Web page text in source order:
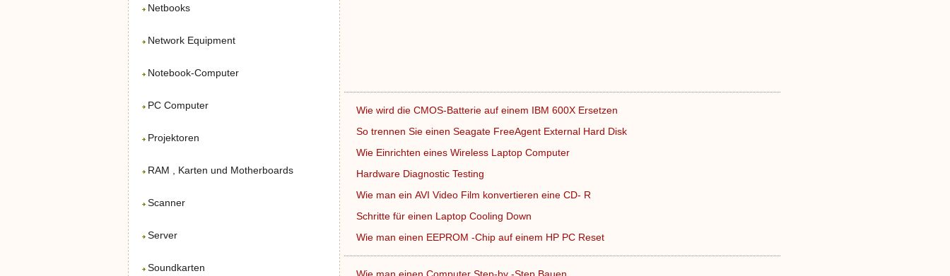
Netbooks
Network Equipment
Notebook-Computer
PC Computer
Projektoren
RAM , Karten und Motherboards
Scanner
Server
Soundkarten
Wie wird die CMOS-Batterie auf einem IBM 600X Ersetzen
So trennen Sie einen Seagate FreeAgent External Hard Disk
Wie Einrichten eines Wireless Laptop Computer
Hardware Diagnostic Testing
Wie man ein AVI Video Film konvertieren eine CD- R
Schritte für einen Laptop Cooling Down
Wie man einen EEPROM -Chip auf einem HP PC Reset